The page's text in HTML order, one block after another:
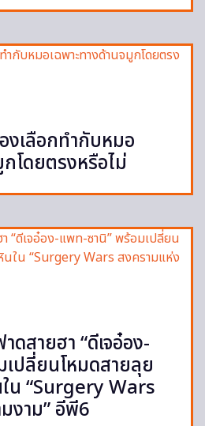
งเลือกทำกับหมอ
โดยตรงหรือไม่
ดสายฮา “ดีเจอ๋อง-
ปลี่ยนโหมดสายลุย
ใน “Surgery Wars
งาม” อีพี6